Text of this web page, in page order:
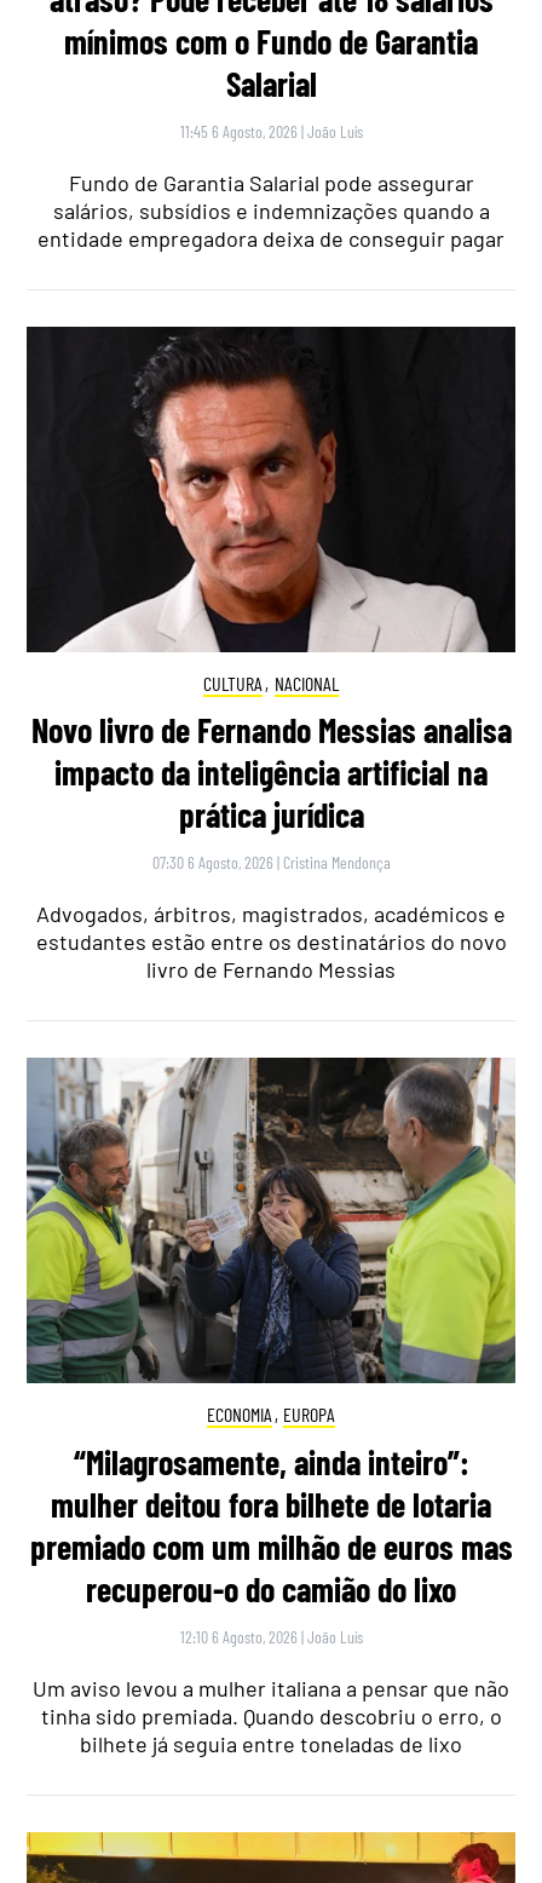
mínimos com o Fundo de Garantia
Salarial
11:45 6 Agosto, 2026 |João Luís
Fundo de Garantia Salarial pode assegurar
salários, subsídios e indemnizações quando a
entidade empregadora deixa de conseguir pagar
CULTURA , NACIONAL
Novo livro de Fernando Messias analisa
impacto da inteligência artificial na
prática jurídica
07:30 6 Agosto, 2026 | Cristina Mendonça
Advogados, árbitros, magistrados, académicos e
estudantes estão entre os destinatários do novo
livro de Fernando Messias
ECONOMIA , EUROPA
“Milagrosamente, ainda inteiro”:
mulher deitou fora bilhete de lotaria
premiado com um milhão de euros mas
recuperou-o do camião do lixo
12:10 6 Agosto, 2026 |João Luís
Um aviso levou a mulher italiana a pensar que não
tinha sido premiada. Quando descobriu o erro, o
bilhete já seguia entre toneladas de lixo